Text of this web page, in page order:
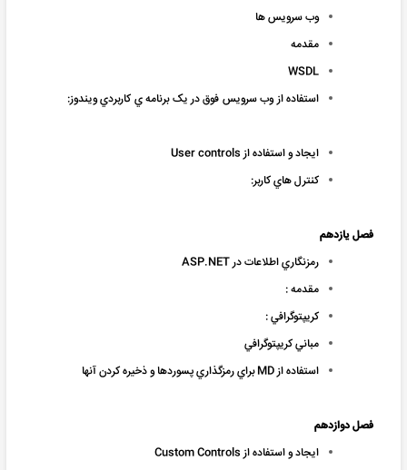
وب سرويس ها
مقدمه
WSDL
استفاده از وب سرويس فوق در يک برنامه ي کاربردي ويندوز:
ايجاد و استفاده از User controls
کنترل هاي کاربر:
فصل یازدهم
رمزنگاري اطلاعات در ASP.NET
مقدمه :
کريپتوگرافي :
مباني کريپتوگرافي
استفاده از MD براي رمزگذاري پسوردها و ذخيره کردن آنها
فصل دوازدهم
ايجاد و استفاده از Custom Controls